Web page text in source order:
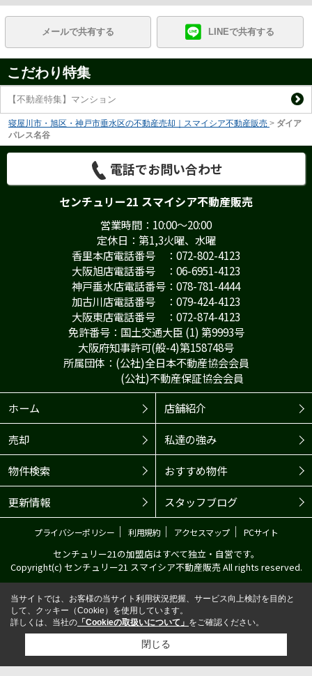
メールで共有する LINEで共有する
こだわり特集
【不動産特集】マンション
寝屋川市・旭区・神戸市垂水区の不動産売却｜スマイシア不動産販売 > ダイア
パレス名谷
電話でお問い合わせ
センチュリー21 スマイシア不動産販売
営業時間：10:00～20:00
定休日：第1,3火曜、水曜
香里本店電話番号 ：072-802-4123
大阪旭店電話番号 ：06-6951-4123
神戸垂水店電話番号：078-781-4444
加古川店電話番号 ：079-424-4123
大阪東店電話番号 ：072-874-4123
免許番号：国土交通大臣 (1) 第9993号
大阪府知事許可(般-4)第158748号
所属団体：(公社)全日本不動産協会会員
(公社)不動産保証協会会員
ホーム
店舗紹介
売却 私達の強み
物件検索 おすすめ物件
更新情報 スタッフブログ
プライバシーポリシー ｜ 利用規約｜ アクセスマップ｜ PCサイト
センチュリー21の加盟店はすべて独立・自営です。
Copyright(c) センチュリー21 スマイシア不動産販売 All rights reserved.
当サイトでは、お客様の当サイト利用状況把握、サービス向上検討を目的と
して、クッキー（Cookie）を使用しています。
詳しくは、当社の 「Cookieの取扱いについて」 をご確認ください。
閉じる